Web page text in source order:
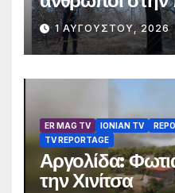
1 ΑΥΓΟΎΣΤΟΥ, 2026
ER MAG TV IONIAN TV
TV REPORTAGE
Αργολίδα:
την Χινίτσα